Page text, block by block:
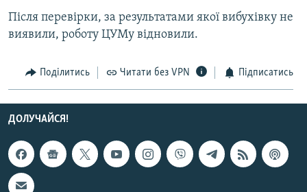
КТАТ
ДОЛУЧАЙСЯ!
Після перевірки, за результатами якої вибухівку не
виявили, роботу ЦУМу відновили.
Поділитись Читати без VPN Підписатись
ДОЛУЧАЙСЯ!